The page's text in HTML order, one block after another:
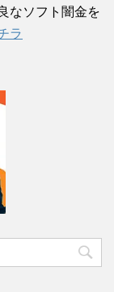
なソフト闇金を
ラ